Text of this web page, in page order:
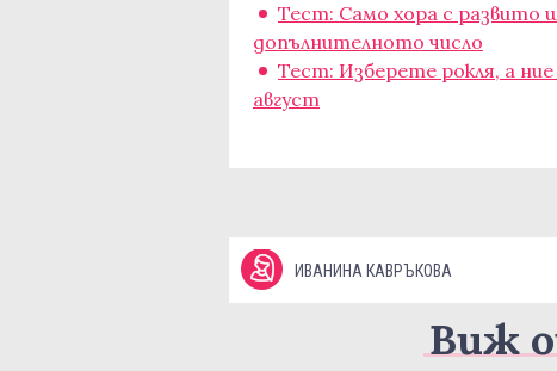
Тест: Само хора с развито
допълнителното число
Тест: Изберете рокля, а ние
август
ИВАНИНА КАВРЪКОВА
Виж